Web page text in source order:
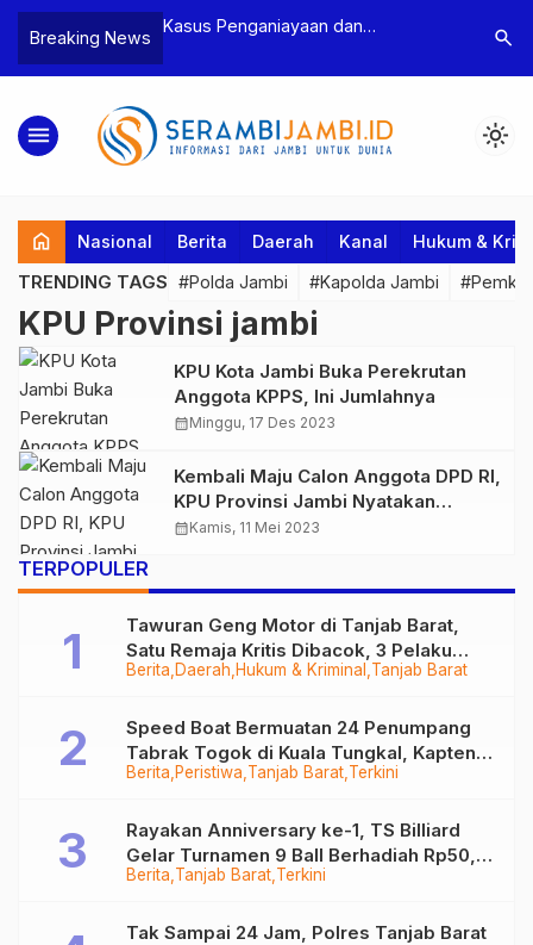
Breaking News
Bea Cukai
Pelaku beserta
dan 146 Gram
Kasus Penganiayaan dan
Tebo Tetapkan Dua Tersangka
Polres
Dua
search
menu light_mode
home Nasional Berita Daerah Kanal Hukum &
TRENDING TAGS #Polda Jambi #Kapolda Jambi
KPU Provinsi jambi
KPU Kota Jambi Buka Perekrutan
Anggota KPPS, Ini Jumlahnya
calendar_monthMinggu, 17 Des 2023
Kembali Maju Calon Anggota DPD RI,
KPU Provinsi Jambi Nyatakan
Berkas Pendaftaran Lengkap
calendar_monthKamis, 11 Mei 2023
TERPOPULER
Berita Daerah Hukum & Kriminal Tanjab Barat
Tawuran Geng Motor di Tanjab Barat,
Satu Remaja Kritis Dibacok, 3 Pelaku
Ditangkap
Berita Peristiwa Tanjab Barat Terkini
Speed Boat Bermuatan 24 Penumpang
Tabrak Togok di Kuala Tungkal, Kapten
Sempat Hilang
Berita Tanjab Barat Terkini
Rayakan Anniversary ke-1, TS Billiard
Gelar Turnamen 9 Ball Berhadiah Rp50,8
Juta
Tak Sampai 24 Jam, Polres Tanjab Barat